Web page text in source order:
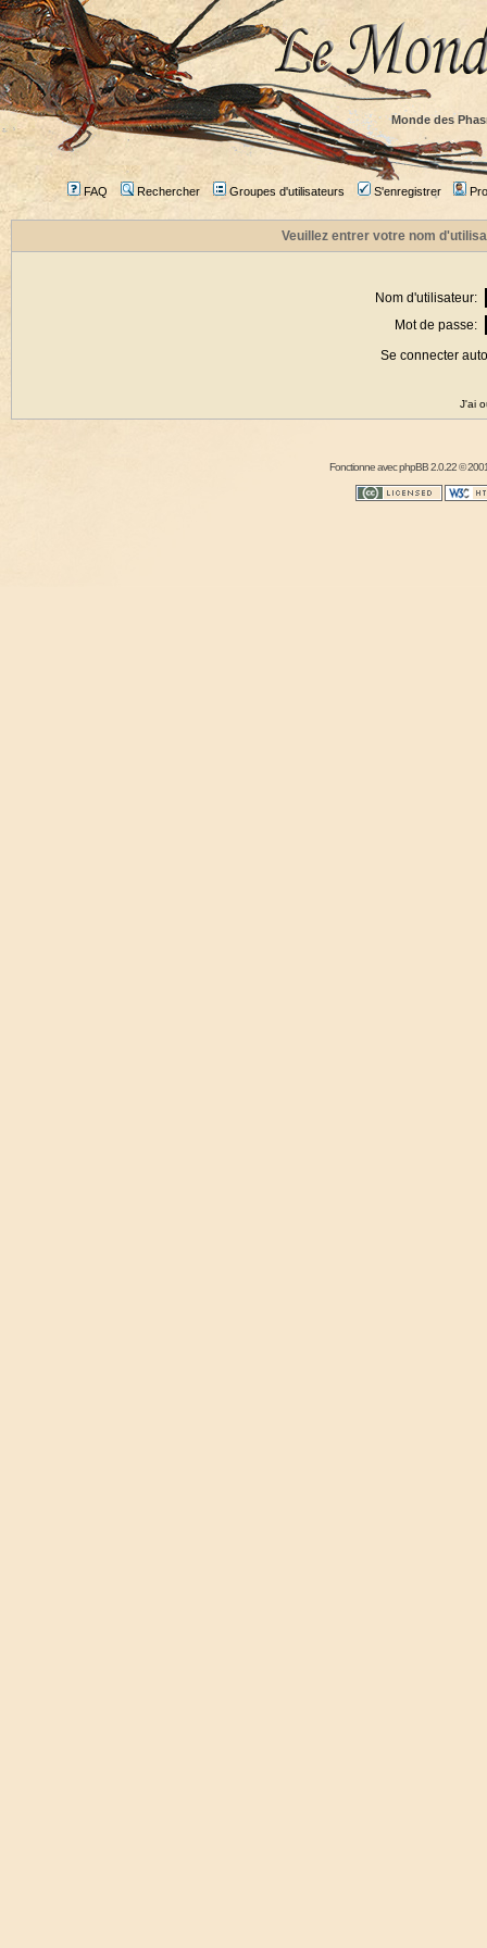
Monde des
FAQ Rechercher Groupes d'utilisateurs S'enregistrer
Veuillez entrer votre nom
Nom d'utilisateur:
Mot de passe:
Se connecter
J'ai
Fonctionne avecphpBB2.0.22 ©